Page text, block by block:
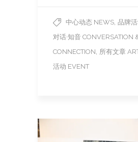
中心动态 NEWS 品牌
对话·知音 CONVERSATION
CONNECTION 所有文章
活动 EVENT